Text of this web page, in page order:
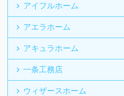
アイフルホーム
アエラホーム
アキュラホーム
一条工務店
ウィザースホーム